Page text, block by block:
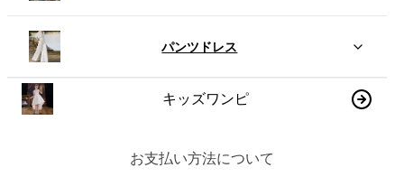
パンツドレス
キッズワンピ
お支払い方法について